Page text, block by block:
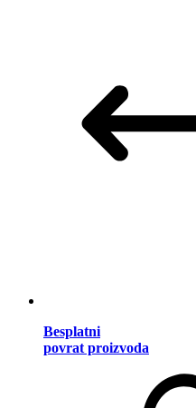
Besplatni
povrat proizvoda